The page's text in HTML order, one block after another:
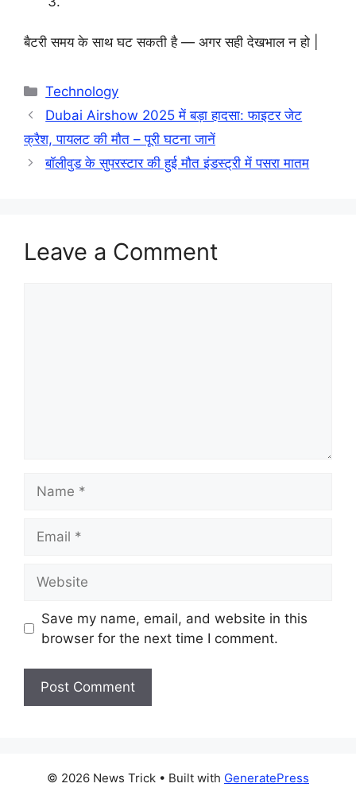
बैटरी समय के साथ घट सकती है — अगर सही देखभाल न हो |
Categories
Technology
Dubai Airshow 2025 में बड़ा हादसा: फाइटर जेट
क्रैश, पायलट की मौत – पूरी घटना जानें
बॉलीवुड के सुपरस्टार की हुई मौत इंडस्ट्री में पसरा मातम
Leave a Comment
Save my name, email, and website in this
browser for the next time I comment.
© 2026 News Trick • Built with GeneratePress